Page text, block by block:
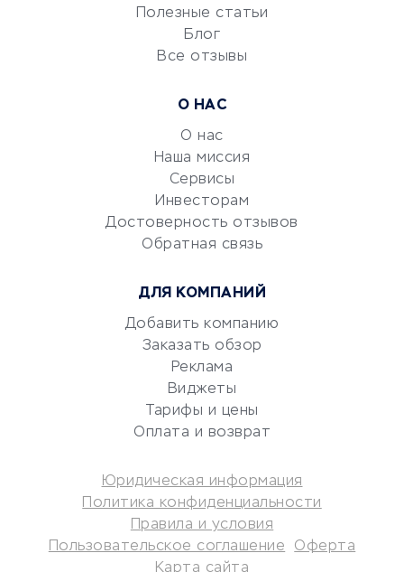
УСЛУГИ ДЛЯ БИЗНЕСА
документооборот
Юридические компании
Аудиторские компании
Бухгалтерия онлайн
Потребительские кредиты
Кредитные карты
Дебетовые карты
Полезные статьи
Блог
Все отзывы
О НАС
О нас
Наша миссия
Сервисы
Инвесторам
Достоверность отзывов
Обратная связь
ДЛЯ КОМПАНИЙ
Добавить компанию
Заказать обзор
Реклама
Виджеты
Тарифы и цены
Оплата и возврат
Юридическая информация
Политика конфиденциальности
Правила и условия
Пользовательское соглашение
Оферта
Карта сайта